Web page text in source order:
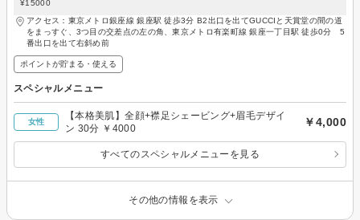
¥15000
アクセス：東京メトロ銀座線 銀座駅 徒歩3分 B2出口を出てGUCCIと天賞堂の間の道
をまっすぐ、3つ目の交差点の左の角、東京メトロ有楽町線 銀座一丁目駅 徒歩0分 5
番出口を出て右斜め前
ポイントが貯まる・使える
スペシャルメニュー
女性
【本格美肌】全顔+襟足シェービング+眉毛デザイ
ン 30分 ￥4000
￥4,000
すべてのスペシャルメニューを見る
その他の情報を表示